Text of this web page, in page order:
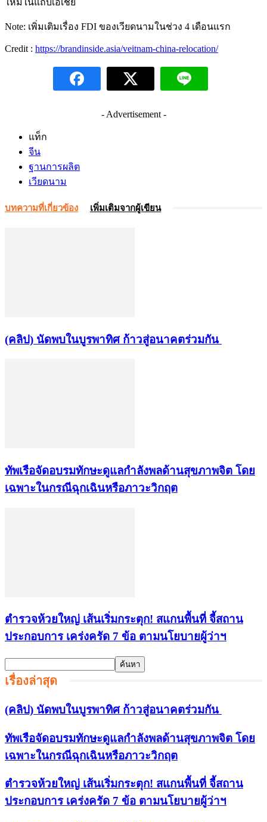
Note: เพิ่มเติมเรื่อง FDI ของเวียดนามในช่วง 4 เดือนแรก
Credit : https://brandinside.asia/veitnam-china-relocation/
- Advertisement -
แท็ก
จีน
ฐานการผลิต
เวียดนาม
บทความที่เกี่ยวข้อง เพิ่มเติมจากผู้เขียน
(คลิป) นัดพบในบูรพาทิศ ก้าวสู่อนาคตร่วมกัน
ทัพเรือจัดอบรมทักษะดูแลกำลังพลด้านสุขภาพจิต โดย
เฉพาะในกรณีฉุกเฉินหรือภาวะวิกฤต
ตำรวจห้วยใหญ่ เส้นเริ่มกระตุก! สแกนพื้นที่ จี้สถาน
ประกอบการ เคร่งครัด 7 ข้อ ตามนโยบายผู้ว่าฯ
เรื่องล่าสุด
(คลิป) นัดพบในบูรพาทิศ ก้าวสู่อนาคตร่วมกัน
ทัพเรือจัดอบรมทักษะดูแลกำลังพลด้านสุขภาพจิต โดย
เฉพาะในกรณีฉุกเฉินหรือภาวะวิกฤต
ตำรวจห้วยใหญ่ เส้นเริ่มกระตุก! สแกนพื้นที่ จี้สถาน
ประกอบการ เคร่งครัด 7 ข้อ ตามนโยบายผู้ว่าฯ